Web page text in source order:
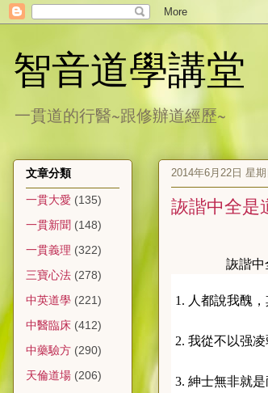
智音道學講堂
一貫道的行醫~跟修辦道經歷~
2014年6月22日 星期
詼諧中全是
詼諧中全
1. 人都說我醜
2. 我從不以强
3. 紳士無非就是
文章分類
一貫大愛 (135)
一貫新聞 (148)
一貫義理 (322)
三寶心法 (278)
中英道學 (221)
中醫臨床 (412)
中藥驗方 (290)
天倫道場 (206)